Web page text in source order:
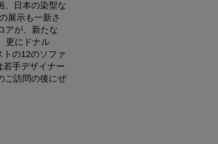
、日本の染型な
展示も一新さ
アが、新たな
更にドナル
トの12のソファ
若手デザイナー
ご訪問の後にぜ